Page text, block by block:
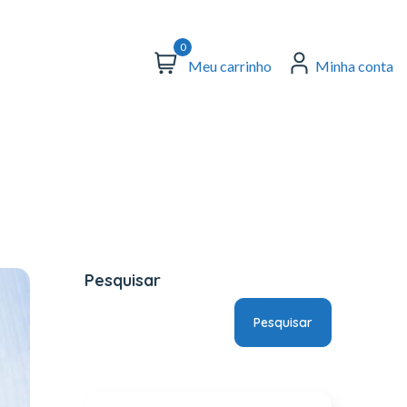
0
Meu carrinho Minha conta
Pesquisar
Pesquisar